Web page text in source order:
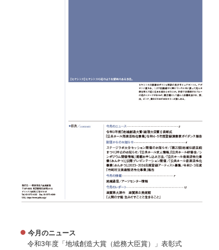
今月のニュース
令和3年度「地域創造大賞（総務大臣賞）」表彰式